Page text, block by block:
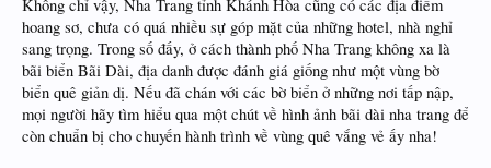
Không chỉ vậy, Nha Trang tỉnh Khánh Hòa cũng có các địa điểm
hoang sơ, chưa có quá nhiều sự góp mặt của những hotel, nhà nghỉ
sang trọng. Trong số đấy, ở cách thành phố Nha Trang không xa là
bãi biển Bãi Dài, địa danh được đánh giá giống như một vùng bờ
biển quê giản dị. Nếu đã chán với các bờ biển ở những nơi tấp nập,
mọi người hãy tìm hiểu qua một chút về hình ảnh bãi dài nha trang để
còn chuẩn bị cho chuyến hành trình về vùng quê vắng vẻ ấy nha!